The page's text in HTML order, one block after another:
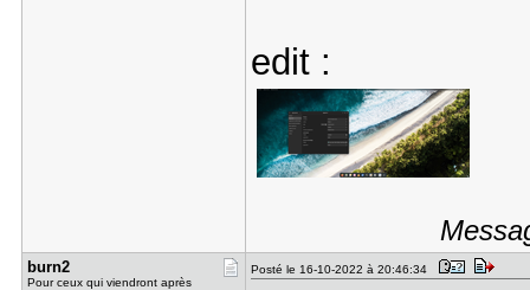
edit :
burn2
Pour ceux qui viendront après
Posté le 16-10-2022 à 20:46:34